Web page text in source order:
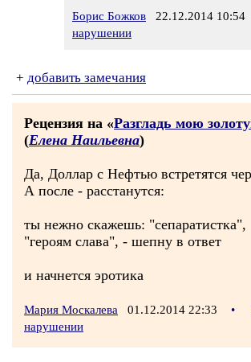
Борис Божков 22.12.2014 10:54
нарушении
+ добавить замечания
Рецензия на «Разгладь мою
(Елена Наильевна)
Да, Доллар с Нефтью встретятся
А после - расстанутся:
ты нежно скажешь: "сепаратистка",
"героям слава", - шепну в ответ
и начнется эротика
Мария Москалева 01.12.2014 22:33 •
нарушении